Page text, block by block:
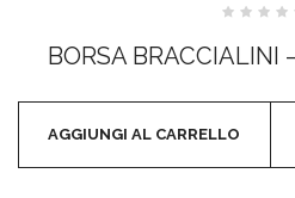
su
5
BORSA BRACCIALINI
AGGIUNGI AL CARRELLO